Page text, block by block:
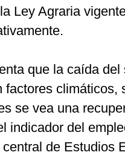
Ley Agraria
que la caída
factores climáticos,
se vea una
indicador del
de Estudios